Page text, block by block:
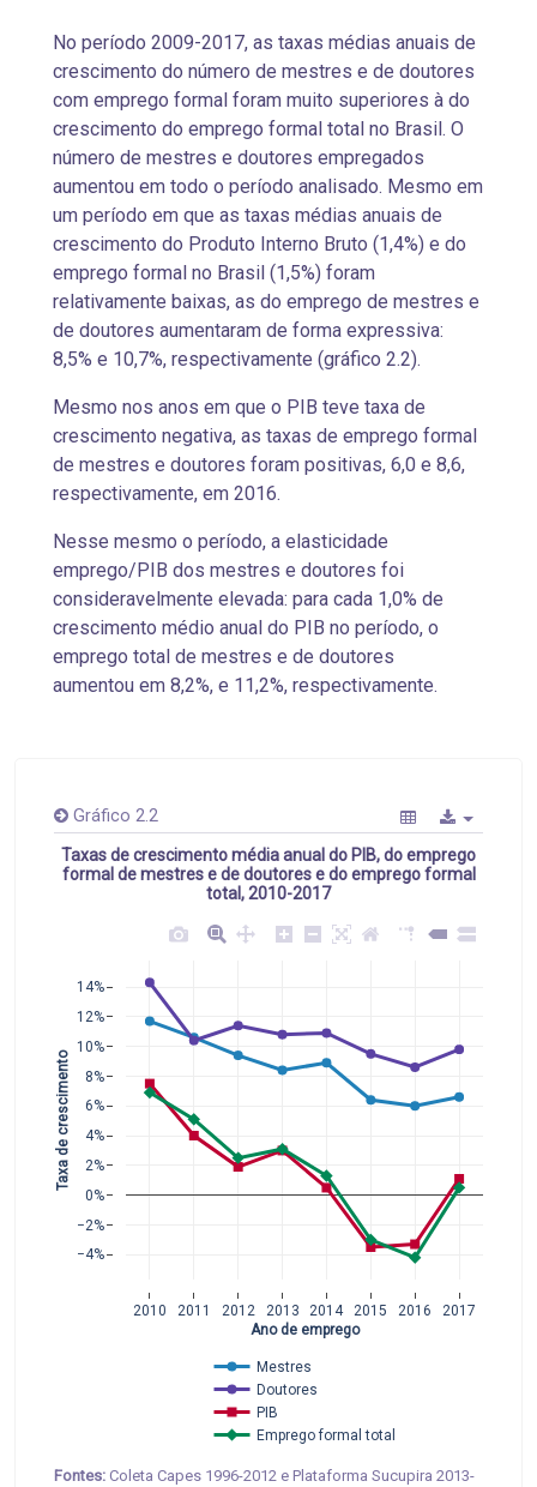
No período 2009-2017, as taxas médias anuais de
crescimento do número de mestres e de doutores
com emprego formal foram muito superiores à do
crescimento do emprego formal total no Brasil. O
número de mestres e doutores empregados
aumentou em todo o período analisado. Mesmo em
um período em que as taxas médias anuais de
crescimento do Produto Interno Bruto (1,4%) e do
emprego formal no Brasil (1,5%) foram
relativamente baixas, as do emprego de mestres e
de doutores aumentaram de forma expressiva:
8,5% e 10,7%, respectivamente (gráfico 2.2).
Mesmo nos anos em que o PIB teve taxa de
crescimento negativa, as taxas de emprego formal
de mestres e doutores foram positivas, 6,0 e 8,6,
respectivamente, em 2016.
Nesse mesmo o período, a elasticidade
emprego/PIB dos mestres e doutores foi
consideravelmente elevada: para cada 1,0% de
crescimento médio anual do PIB no período, o
emprego total de mestres e de doutores
aumentou em 8,2%, e 11,2%, respectivamente.
Gráfico 2.2
Taxas de crescimento média anual do PIB, do emprego
formal de mestres e de doutores e do emprego formal
total, 2010-2017
2010 2011 2012 2013 2014 2015 2016 2017
−4%
−2%
0%
2%
4%
6%
8%
10%
12%
14%
Mestres
Doutores
PIB
Emprego formal total
Ano de emprego
Taxa de crescimento
Fontes: Coleta Capes 1996-2012 e Plataforma Sucupira 2013-